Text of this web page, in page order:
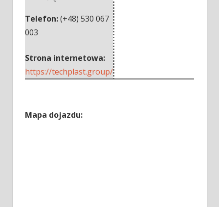
Telefon:(+48) 530 067
003
Strona internetowa:
https://techplast.group/
Mapa dojazdu: